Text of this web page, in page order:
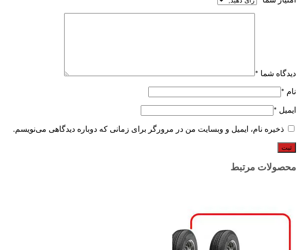
دیدگاه شما *
نام *
ایمیل *
ذخیره نام، ایمیل و وبسایت من در مرورگر برای زمانی که دوباره دیدگاهی می‌نویسم.
محصولات مرتبط